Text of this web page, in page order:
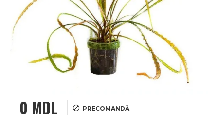
0 MDL PRECOMANDĂ